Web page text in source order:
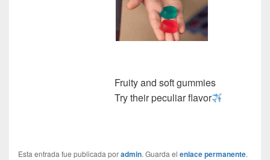
Fruity and soft gummies
Try their peculiar flavor
Esta entrada fue publicada poradmin. Guarda el enlace permanente.